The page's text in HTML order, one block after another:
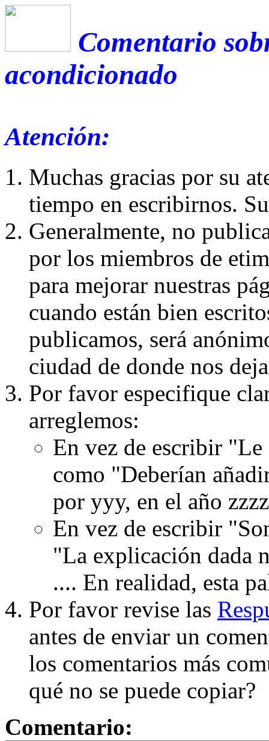
Comentario
acondicionado
Atención:
Muchas gracias por su
tiempo en escribirnos.
Generalmente, no
por los miembros de
para mejorar nuestras
cuando están bien
publicamos, será
ciudad de donde nos
Por favor especifique
arreglemos:
En vez de escribir
como "Deberían
por yyy, en el año
En vez de escribir
"La explicación dada
.... En realidad, esta
Por favor revise las
antes de enviar un
los comentarios más
qué no se puede copiar?
Comentario: